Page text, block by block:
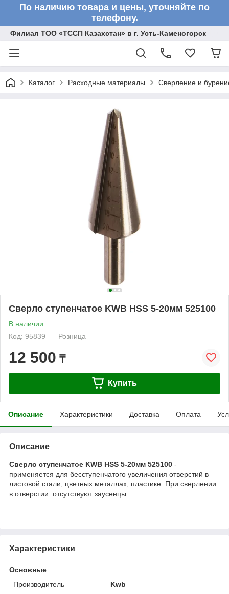
По наличию товара и цены, уточняйте по
телефону.
Филиал ТОО «ТССП Казахстан» в г. Усть-Каменогорск
Каталог Расходные материалы Сверление и
Сверло ступенчатое KWB HSS 5-20мм 525100
В наличии
Код: 95839
Розница
12 500 ₸
Купить
Описание Характеристики Доставка Оплата
Описание
Сверло ступенчатое KWB HSS 5-20мм 525100 -
применяется для бесступенчатого увеличения отверстий в
листовой стали, цветных металлах, пластике. При сверлении
в отверстии отсутствуют заусенцы.
Характеристики
Основные
Производитель
Kwb